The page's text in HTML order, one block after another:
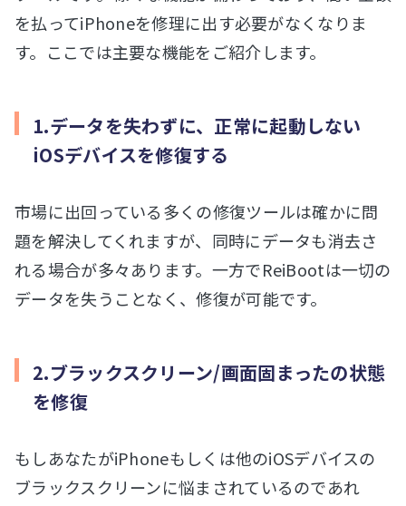
を払ってiPhoneを修理に出す必要がなくなりま
す。ここでは主要な機能をご紹介します。
1.データを失わずに、正常に起動しない
iOSデバイスを修復する
市場に出回っている多くの修復ツールは確かに問
題を解決してくれますが、同時にデータも消去さ
れる場合が多々あります。一方でReiBootは一切の
データを失うことなく、修復が可能です。
2.ブラックスクリーン/画面固まったの状態
を修復
もしあなたがiPhoneもしくは他のiOSデバイスの
ブラックスクリーンに悩まされているのであれ